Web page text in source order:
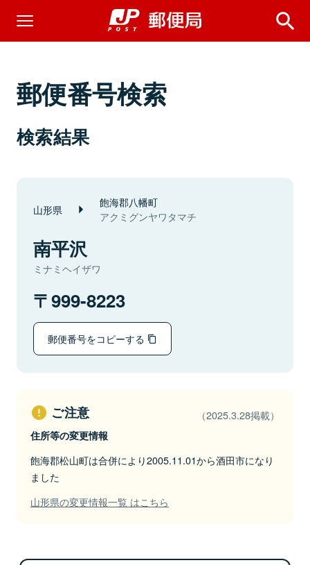
郵便番号検索
検索結果
山形県 飽海郡八幡町
アクミグンヤワタマチ
南平沢
ミナミヘイザワ
999-8223
郵便番号をコピーする
ご注意 （2025.3.28掲載）
住所等の変更情報
飽海郡松山町は合併により2005.11.01から酒田市になり
ました
山形県の変更情報一覧 はこちら